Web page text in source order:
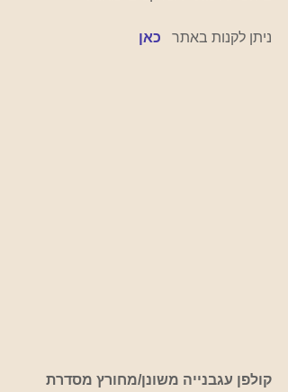
ניתן לקנות באתר כאן
קולפן עגבנייה משונן/מחורץ מסדרת